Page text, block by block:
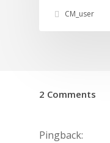
CM_user
2 Comments
Pingback: